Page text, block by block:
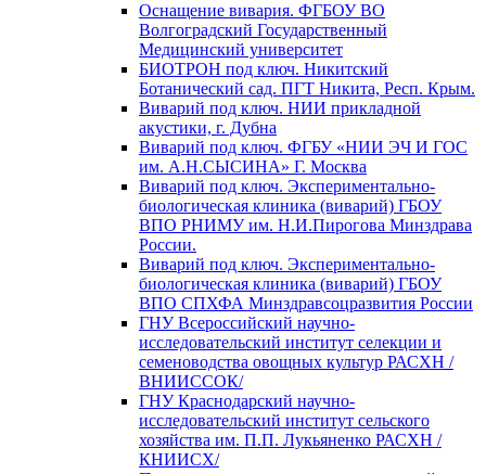
Оснащение вивария. ФГБОУ ВО
Волгоградский Государственный
Медицинский университет
БИОТРОН под ключ. Никитский
Ботанический сад. ПГТ Никита, Респ. Крым.
Виварий под ключ. НИИ прикладной
акустики, г. Дубна
Виварий под ключ. ФГБУ «НИИ ЭЧ И ГОС
им. А.Н.СЫСИНА» Г. Москва
Виварий под ключ. Экспериментально-
биологическая клиника (виварий) ГБОУ
ВПО РНИМУ им. Н.И.Пирогова Минздрава
России.
Виварий под ключ. Экспериментально-
биологическая клиника (виварий) ГБОУ
ВПО СПХФА Минздравсоцразвития России
ГНУ Всероссийский научно-
исследовательский институт селекции и
семеноводства овощных культур РАСХН /
ВНИИССОК/
ГНУ Краснодарский научно-
исследовательский институт сельского
хозяйства им. П.П. Лукьяненко РАСХН /
КНИИСХ/